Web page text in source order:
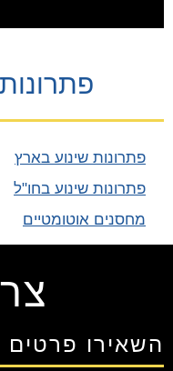
פתרונות שינוע בארץ
פתרונות שינוע בחו"ל
מחסנים אוטומטיים
השאירו פרטים